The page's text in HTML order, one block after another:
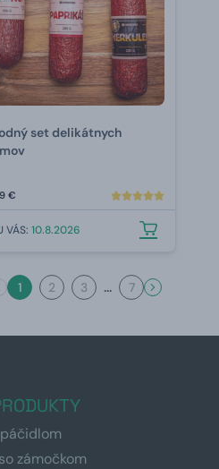
set delikátnych
€
VÁS:10.8.2026
1 2 3 ... 7
zámočkom